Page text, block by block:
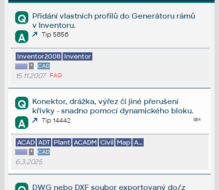
Q
Přidání vlastních profilů do Generátoru rámů
v Inventoru.
A Tip 5856
Inventor2008 Inventor
* CAD
15.11.2007 FAQ
Q
Konektor, drážka, výřez či jiné přerušení
křivky - snadno pomocí dynamického bloku.
A Tip 14442
ACAD ADT Plant ACADM Civil Map A...
* CAD
6.3.2025
DWG nebo DXF soubor exportovaný do/z